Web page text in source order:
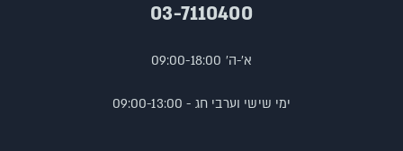
03-7110400
א'-ה' 09:00-18:00
ימי שישי וערבי חג - 09:00-13:00